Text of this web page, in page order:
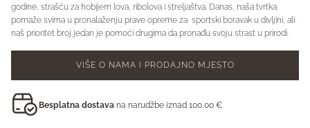
godine, strašću za hobijem lova, ribolova i streljaštva. Danas, naša tvrtka
pomaže svima u pronalaženju prave opreme za sportski boravak u divljini, ali
naš prioritet broj jedan je pomoći drugima da pronađu svoju strast u prirodi.
VIŠE O NAMA I PRODAJNO MJESTO
Besplatna dostava na narudžbe iznad 100,00 €